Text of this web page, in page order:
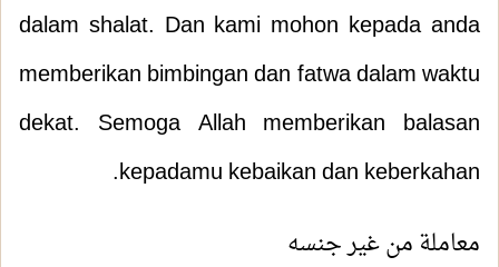
dalam shalat. Dan kami mohon kepada anda
memberikan bimbingan dan fatwa dalam waktu
dekat. Semoga Allah memberikan balasan
kepadamu kebaikan dan keberkahan.
معاملة من غير جنسه